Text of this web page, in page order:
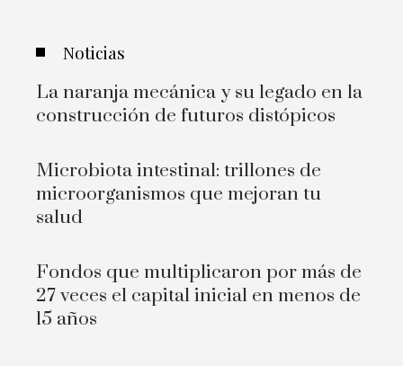
Noticias
La naranja mecánica y su legado en la
construcción de futuros distópicos
Microbiota intestinal: trillones de
microorganismos que mejoran tu
salud
Fondos que multiplicaron por más de
27 veces el capital inicial en menos de
15 años